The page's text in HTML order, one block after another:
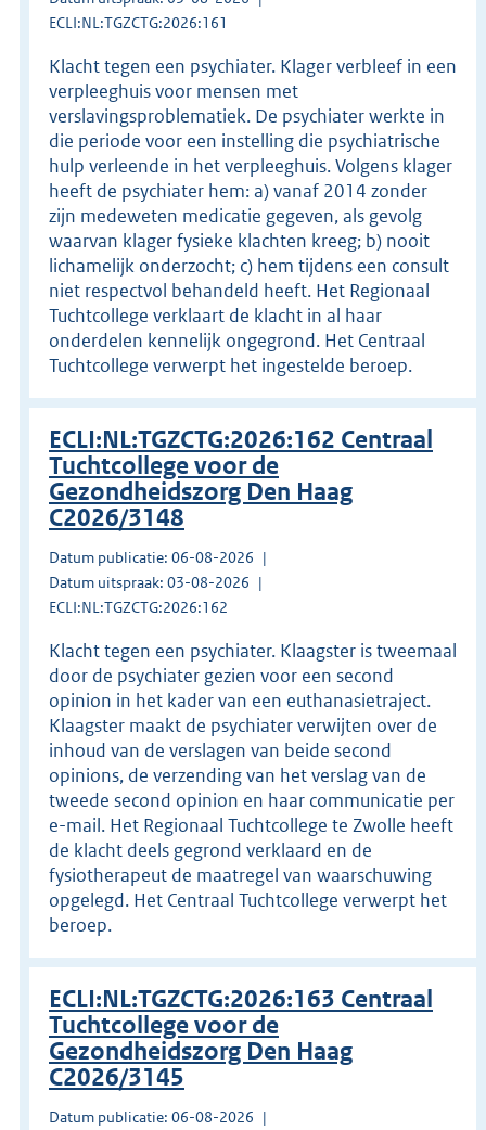
ECLI:NL:TGZCTG:2026:161
Klacht tegen een psychiater. Klager verbleef in een
verpleeghuis voor mensen met
verslavingsproblematiek. De psychiater werkte in
die periode voor een instelling die psychiatrische
hulp verleende in het verpleeghuis. Volgens klager
heeft de psychiater hem: a) vanaf 2014 zonder
zijn medeweten medicatie gegeven, als gevolg
waarvan klager fysieke klachten kreeg; b) nooit
lichamelijk onderzocht; c) hem tijdens een consult
niet respectvol behandeld heeft. Het Regionaal
Tuchtcollege verklaart de klacht in al haar
onderdelen kennelijk ongegrond. Het Centraal
Tuchtcollege verwerpt het ingestelde beroep.
ECLI:NL:TGZCTG:2026:162 Centraal
Tuchtcollege voor de
Gezondheidszorg Den Haag
C2026/3148
Datum publicatie: 06-08-2026
Datum uitspraak: 03-08-2026
ECLI:NL:TGZCTG:2026:162
Klacht tegen een psychiater. Klaagster is tweemaal
door de psychiater gezien voor een second
opinion in het kader van een euthanasietraject.
Klaagster maakt de psychiater verwijten over de
inhoud van de verslagen van beide second
opinions, de verzending van het verslag van de
tweede second opinion en haar communicatie per
e-mail. Het Regionaal Tuchtcollege te Zwolle heeft
de klacht deels gegrond verklaard en de
fysiotherapeut de maatregel van waarschuwing
opgelegd. Het Centraal Tuchtcollege verwerpt het
beroep.
ECLI:NL:TGZCTG:2026:163 Centraal
Tuchtcollege voor de
Gezondheidszorg Den Haag
C2026/3145
Datum publicatie: 06-08-2026